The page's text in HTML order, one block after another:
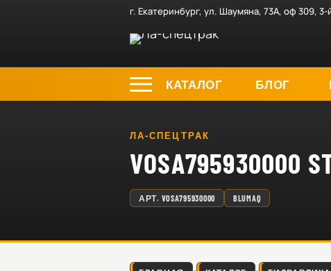
г. Екатеринбург, ул. Шаумяна, 73А, оф 309, 3-
КАТАЛОГ БЛОГ
ЛА-СПЕЦТРАК
АРТ. VOSA795930000 BLUMAQ